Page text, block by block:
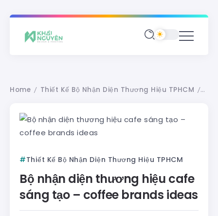
Home / Thiết Kế Bộ Nhận Diện Thương Hiệu TPHCM / Bộ
Thiết Kế Bộ Nhận Diện Thương Hiệu TPHCM
Bộ nhận diện thương hiệu cafe
sáng tạo – coffee brands ideas